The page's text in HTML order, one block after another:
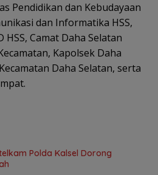
Pendidikan dan Kebudayaan
dan Informatika HSS,
HSS, Camat Daha Selatan
Kapolsek Daha
Daha Selatan, serta
Polda Kalsel Dorong